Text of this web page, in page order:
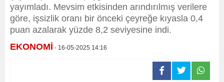
yayımladı. Mevsim etkisinden arındırılmış verilere
göre, işsizlik oranı bir önceki çeyreğe kıyasla 0,4
puan azalarak yüzde 8,2 seviyesine indi.
EKONOMİ - 16-05-2025 14:16